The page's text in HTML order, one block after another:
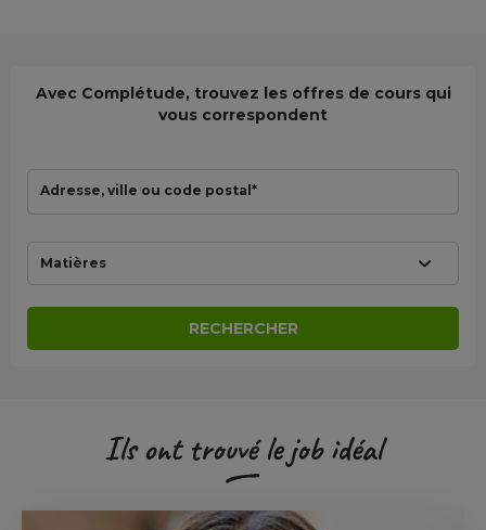
Avec Complétude, trouvez les offres de cours qui
vous correspondent
Adresse, ville ou code postal*
Matières
RECHERCHER
Ils ont trouvé le job idéal